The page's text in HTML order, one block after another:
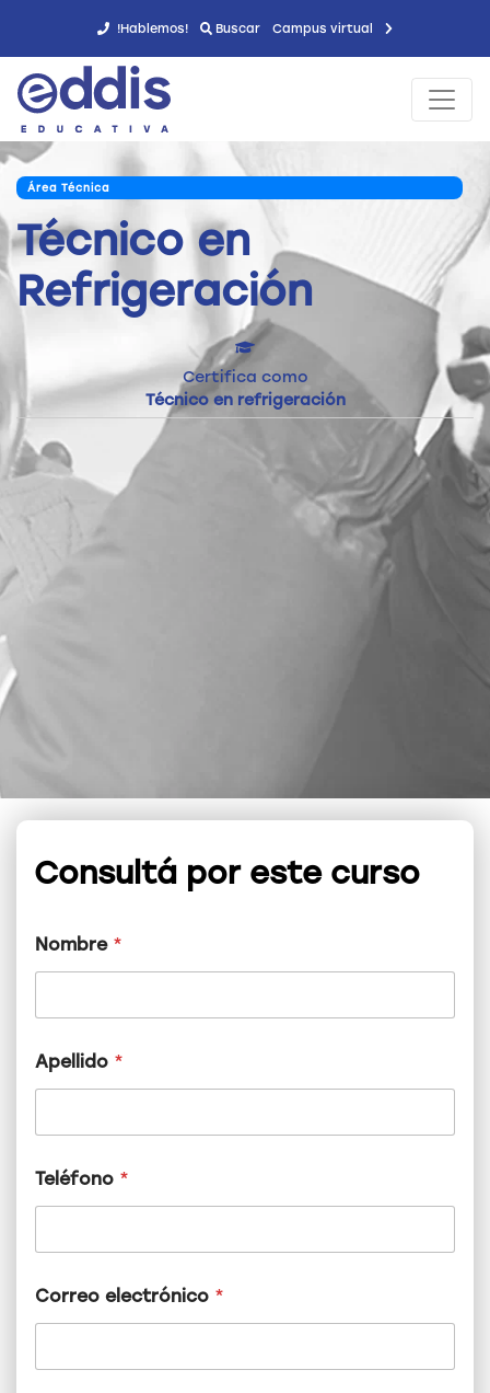
!Hablemos! Buscar Campus virtual
Área Técnica
Técnico en
Refrigeración
Certifica como
Técnico en refrigeración
Consultá por este curso
Nombre *
Apellido *
Teléfono *
T
e
é
Correo electrónico *